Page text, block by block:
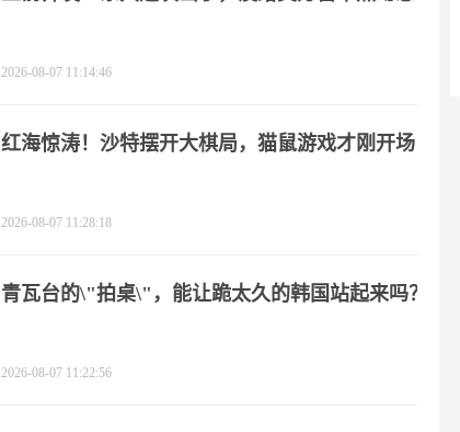
2026-08-07 11:14:46
红海惊涛！沙特摆开大棋局，猫鼠游戏才刚开场
2026-08-07 11:28:18
青瓦台的\"拍桌\"，能让跪太久的韩国站起来吗？
2026-08-07 11:22:56